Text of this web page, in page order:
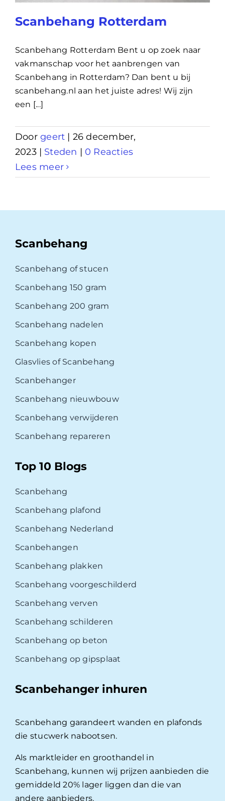
Scanbehang Rotterdam
Scanbehang Rotterdam Bent u op zoek naar
vakmanschap voor het aanbrengen van
Scanbehang in Rotterdam? Dan bent u bij
scanbehang.nl aan het juiste adres! Wij zijn
een [...]
Doorgeert | 26 december,
2023 | Steden | 0 Reacties
Lees meer
Scanbehang
Scanbehang of stucen
Scanbehang 150 gram
Scanbehang 200 gram
Scanbehang nadelen
Scanbehang kopen
Glasvlies of Scanbehang
Scanbehanger
Scanbehang nieuwbouw
Scanbehang verwijderen
Scanbehang repareren
Top 10 Blogs
Scanbehang
Scanbehang plafond
Scanbehang Nederland
Scanbehangen
Scanbehang plakken
Scanbehang voorgeschilderd
Scanbehang verven
Scanbehang schilderen
Scanbehang op beton
Scanbehang op gipsplaat
Scanbehanger inhuren
Scanbehang garandeert wanden en plafonds
die stucwerk nabootsen.
Als marktleider en groothandel in
Scanbehang, kunnen wij prijzen aanbieden die
gemiddeld 20% lager liggen dan die van
andere aanbieders.